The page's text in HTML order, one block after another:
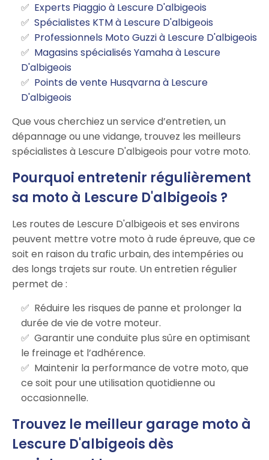
Experts Piaggio à Lescure D'albigeois
Spécialistes KTM à Lescure D'albigeois
Professionnels Moto Guzzi à Lescure D'albigeois
Magasins spécialisés Yamaha à Lescure
D'albigeois
Points de vente Husqvarna à Lescure
D'albigeois
Que vous cherchiez un service d’entretien, un
dépannage ou une vidange, trouvez les meilleurs
spécialistes à Lescure D'albigeois pour votre moto.
Pourquoi entretenir régulièrement
sa moto à Lescure D'albigeois ?
Les routes de Lescure D'albigeois et ses environs
peuvent mettre votre moto à rude épreuve, que ce
soit en raison du trafic urbain, des intempéries ou
des longs trajets sur route. Un entretien régulier
permet de :
Réduire les risques de panne et prolonger la
durée de vie de votre moteur.
Garantir une conduite plus sûre en optimisant
le freinage et l’adhérence.
Maintenir la performance de votre moto, que
ce soit pour une utilisation quotidienne ou
occasionnelle.
Trouvez le meilleur garage moto à
Lescure D'albigeois dès